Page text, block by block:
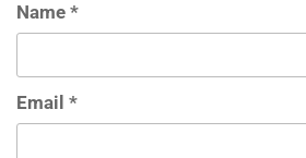
Name *
Email *